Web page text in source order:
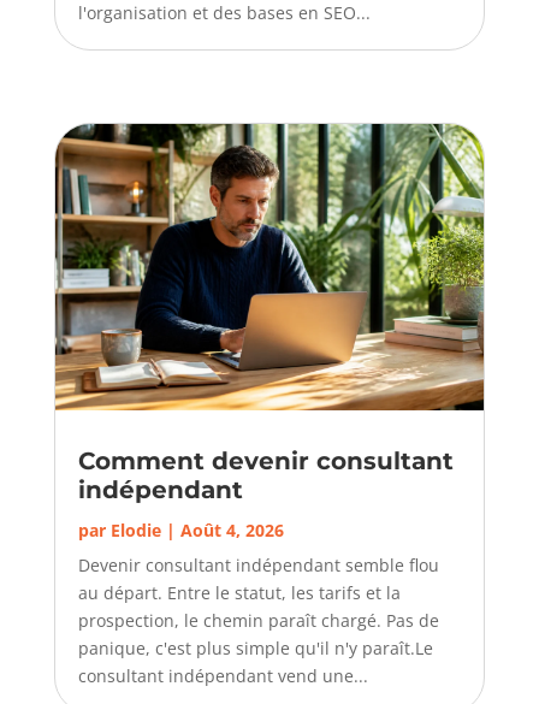
l'organisation et des bases en SEO...
Comment devenir consultant
indépendant
par Elodie| Août 4, 2026
Devenir consultant indépendant semble flou
au départ. Entre le statut, les tarifs et la
prospection, le chemin paraît chargé. Pas de
panique, c'est plus simple qu'il n'y paraît.Le
consultant indépendant vend une...